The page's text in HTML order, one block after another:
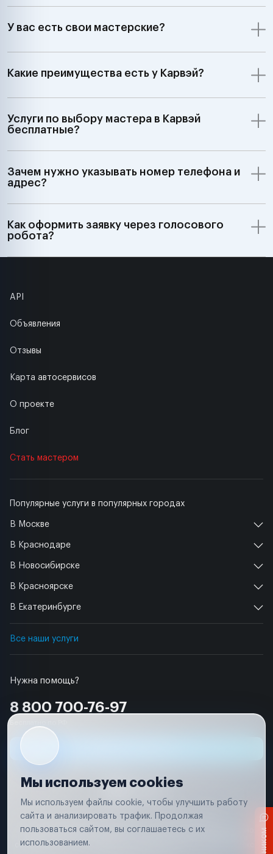
У вас есть свои мастерские?
Какие преимущества есть у Карвэй?
Услуги по выбору мастера в Карвэй
бесплатные?
Зачем нужно указывать номер телефона и
адрес?
Как оформить заявку через голосового
робота?
Нужна помощь?
8 800 700-76-97
Популярные услуги в популярных городах
В Москве
В Краснодаре
В Новосибирске
В Красноярске
В Екатеринбурге
Все наши услуги
API
Объявления
Отзывы
Карта автосервисов
О проекте
Блог
Стать мастером
Условия использования
Удаление аккаунта
Вся информация, представленная на сайте, носит исключительно
соответствии с положениями статьи 437 (п. 2) Гражданского кодекса
Мы используем cookies
Мы используем файлы cookie, чтобы улучшить работу
сайта и анализировать трафик. Продолжая
пользоваться сайтом, вы соглашаетесь с их
использованием.